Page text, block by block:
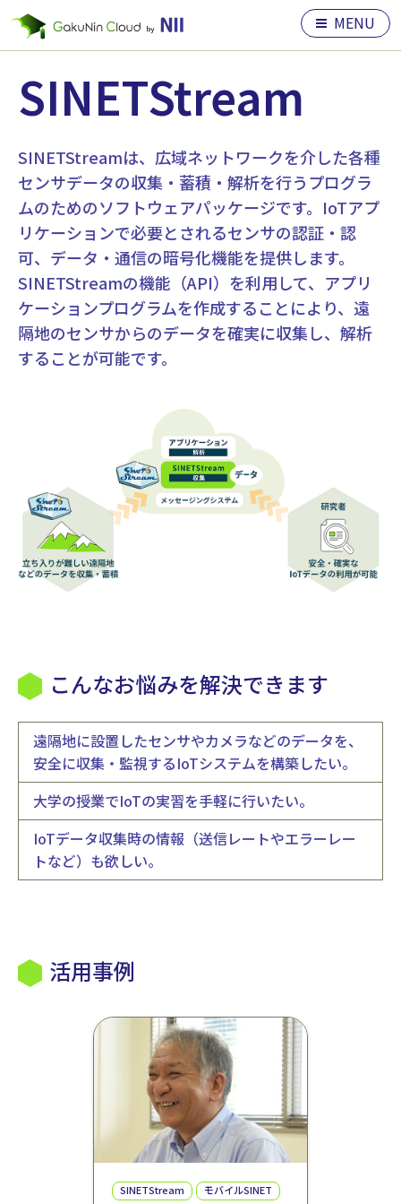
MENU
SINETStream
SINETStreamは、広域ネットワークを介した各種
センサデータの収集・蓄積・解析を行うプログラ
ムのためのソフトウェアパッケージです。IoTアプ
リケーションで必要とされるセンサの認証・認
可、データ・通信の暗号化機能を提供します。
SINETStreamの機能（API）を利用して、アプリ
ケーションプログラムを作成することにより、遠
隔地のセンサからのデータを確実に収集し、解析
することが可能です。
こんなお悩みを解決できます
遠隔地に設置したセンサやカメラなどのデータを、
安全に収集・監視するIoTシステムを構築したい。
大学の授業でIoTの実習を手軽に行いたい。
IoTデータ収集時の情報（送信レートやエラーレー
トなど）も欲しい。
活用事例
SINETStream モバイルSINET